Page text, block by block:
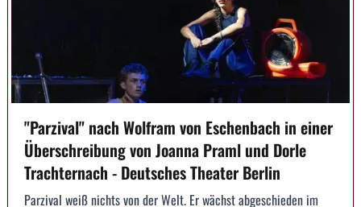
"Parzival" nach Wolfram von Eschenbach in einer
Überschreibung von Joanna Praml und Dorle
Trachternach - Deutsches Theater Berlin
Parzival weiß nichts von der Welt. Er wächst abgeschieden im